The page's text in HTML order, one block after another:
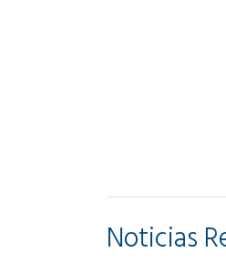
Noticias